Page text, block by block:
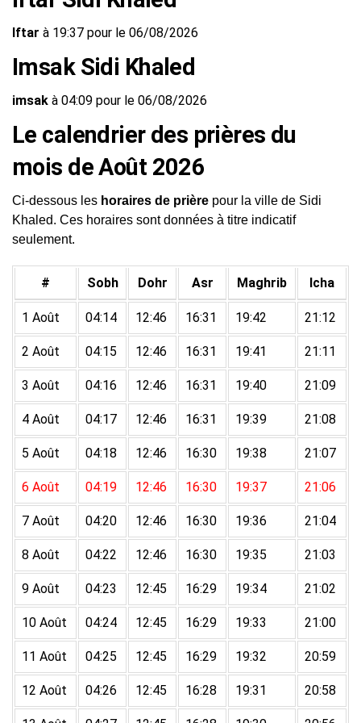
Iftar à 19:37 pour le 06/08/2026
Imsak Sidi Khaled
imsak à 04:09 pour le 06/08/2026
Le calendrier des prières du
mois de Août 2026
Ci-dessous les horaires de prière pour la ville de Sidi
Khaled. Ces horaires sont données à titre indicatif
seulement.
# Sobh Dohr Asr Maghrib Icha
1 Août 04:14 12:46 16:31 19:42 21:12
2 Août 04:15 12:46 16:31 19:41 21:11
3 Août 04:16 12:46 16:31 19:40 21:09
4 Août 04:17 12:46 16:31 19:39 21:08
5 Août 04:18 12:46 16:30 19:38 21:07
6 Août 04:19 12:46 16:30 19:37 21:06
7 Août 04:20 12:46 16:30 19:36 21:04
8 Août 04:22 12:46 16:30 19:35 21:03
9 Août 04:23 12:45 16:29 19:34 21:02
10 Août 04:24 12:45 16:29 19:33 21:00
11 Août 04:25 12:45 16:29 19:32 20:59
12 Août 04:26 12:45 16:28 19:31 20:58